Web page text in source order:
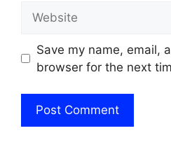
Save my name, email,
browser for the next